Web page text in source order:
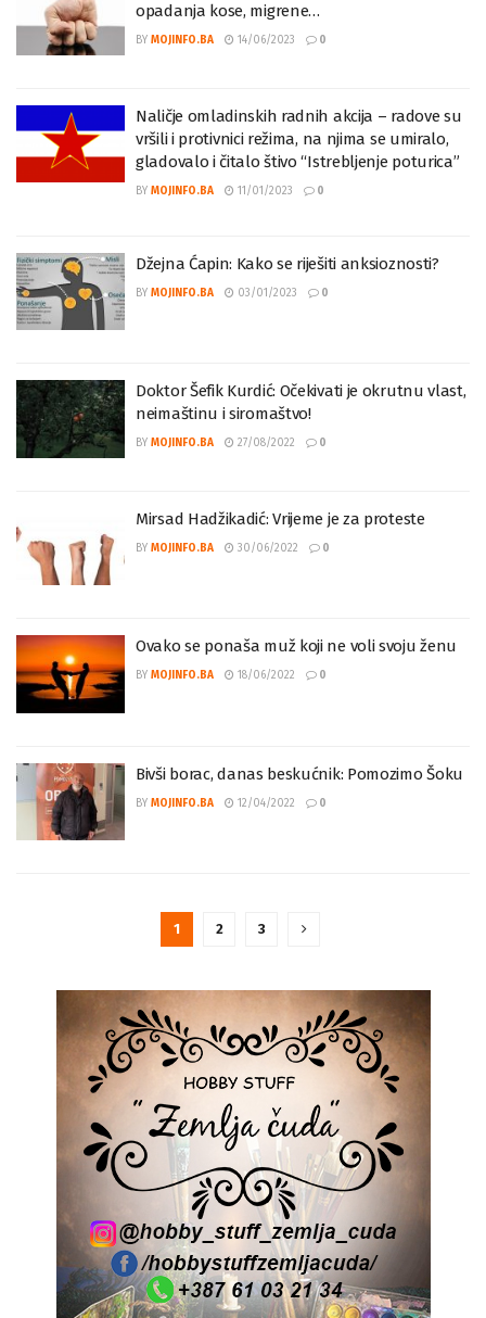
opadanja kose, migrene…
BY MOJINFO.BA 14/06/2023 0
Naličje omladinskih radnih akcija – radove su
vršili i protivnici režima, na njima se umiralo,
gladovalo i čitalo štivo “Istrebljenje poturica”
BY MOJINFO.BA 11/01/2023 0
Džejna Ćapin: Kako se riješiti anksioznosti?
BY MOJINFO.BA 03/01/2023 0
Doktor Šefik Kurdić: Očekivati je okrutnu vlast,
neimaštinu i siromaštvo!
BY MOJINFO.BA 27/08/2022 0
Mirsad Hadžikadić: Vrijeme je za proteste
BY MOJINFO.BA 30/06/2022 0
Ovako se ponaša muž koji ne voli svoju ženu
BY MOJINFO.BA 18/06/2022 0
Bivši borac, danas beskućnik: Pomozimo Šoku
BY MOJINFO.BA 12/04/2022 0
1 2 3